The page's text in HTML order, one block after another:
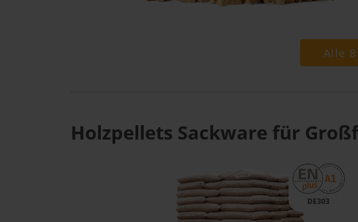
Alle
Holzpellets Sackware für
DE303